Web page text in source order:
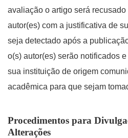
avaliação o artigo será
autor(es) com a justificativa de
seja detectado após a
o(s) autor(es) serão notificados
sua instituição de origem
acadêmica para que sejam
Procedimentos para
Alterações